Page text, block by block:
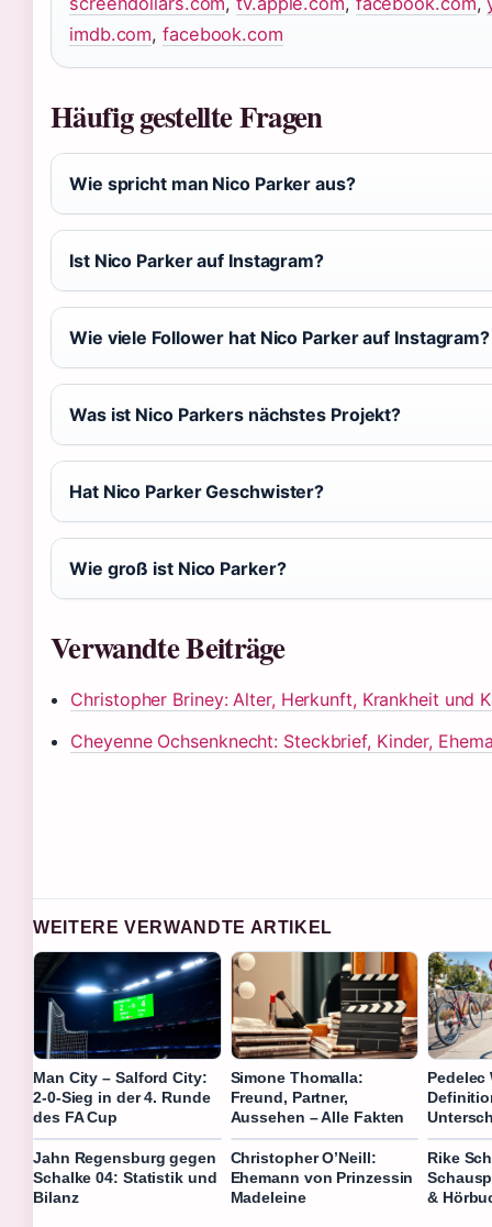
imdb.com,facebook.com
Häufig gestellte Fragen
Wie spricht man Nico Parker aus?
Ist Nico Parker auf Instagram?
Wie viele Follower hat Nico Parker auf Instagram?
Was ist Nico Parkers nächstes Projekt?
Hat Nico Parker Geschwister?
Wie groß ist Nico Parker?
Verwandte Beiträge
Christopher Briney: Alter, Herkunft, Krankheit und
Cheyenne Ochsenknecht: Steckbrief, Kinder,
WEITERE VERWANDTE ARTIKEL
Man City – Salford City:
2-0-Sieg in der 4. Runde
des FA Cup
Simone Thomalla:
Freund, Partner,
Aussehen – Alle Fakten
Pedelec
Jahn Regensburg gegen
Schalke 04: Statistik und
Bilanz
Christopher O’Neill:
Ehemann von Prinzessin
Madeleine
Rike
&